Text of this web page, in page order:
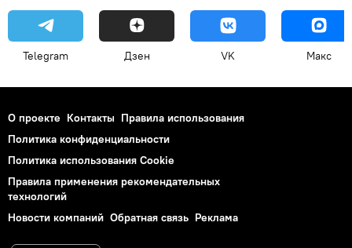
Telegram Дзен VK Макс
О проекте Контакты Правила использования
Политика конфиденциальности
Политика использования Cookie
Правила применения рекомендательных
технологий
Новости компаний Обратная связь Реклама